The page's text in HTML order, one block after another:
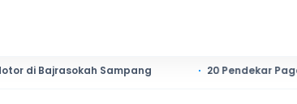
Sampang 20 Pendekar Pagar Nusa